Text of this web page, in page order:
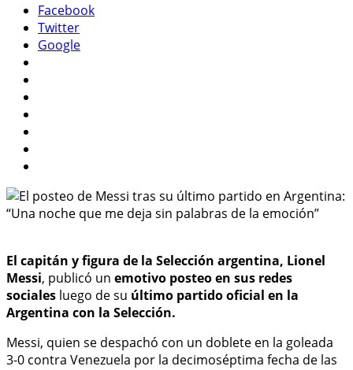
Facebook
Twitter
Google
El capitán y figura de la Selección argentina, Lionel
Messi, publicó un emotivo posteo en sus redes
sociales luego de su último partido oficial en la
Argentina con la Selección.
Messi, quien se despachó con un doblete en la goleada
3-0 contra Venezuela por la decimoséptima fecha de las